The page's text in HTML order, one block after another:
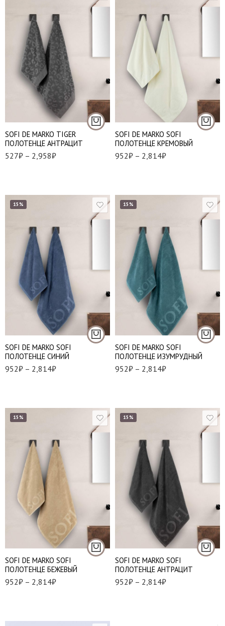
SOFI DE MARKO TIGER
ПОЛОТЕНЦЕ АНТРАЦИТ
527₽ – 2,958₽
30*50 см. - 1 шт.
50*90 см. - 1 шт.
70*140 см. - 1 шт.
100*150 см. - 1 шт
SOFI DE MARKO SOFI
ПОЛОТЕНЦЕ КРЕМОВЫЙ
952₽ – 2,814₽
50*90 см
70*140 см
100*150 см
15%
SOFI DE MARKO SOFI
ПОЛОТЕНЦЕ СИНИЙ
952₽ – 2,814₽
50*90 см
70*140 см
100*150 см
15%
SOFI DE MARKO SOFI
ПОЛОТЕНЦЕ ИЗУМРУДНЫЙ
952₽ – 2,814₽
50*90 см
70*140 см
100*150 см
15%
SOFI DE MARKO SOFI
ПОЛОТЕНЦЕ БЕЖЕВЫЙ
952₽ – 2,814₽
50*90 см
70*140 см
100*150 см
15%
SOFI DE MARKO SOFI
ПОЛОТЕНЦЕ АНТРАЦИТ
952₽ – 2,814₽
50*90 см
70*140 см
100*150 см